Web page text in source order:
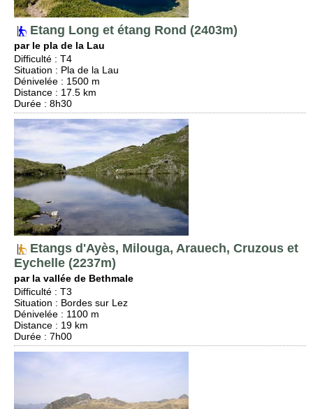
Etang Long et étang Rond (2403m)
par le pla de la Lau
Difficulté : T4
Situation : Pla de la Lau
Dénivelée : 1500 m
Distance : 17.5 km
Durée : 8h30
Etangs d'Ayès, Milouga, Arauech, Cruzous et
Eychelle (2237m)
par la vallée de Bethmale
Difficulté : T3
Situation : Bordes sur Lez
Dénivelée : 1100 m
Distance : 19 km
Durée : 7h00